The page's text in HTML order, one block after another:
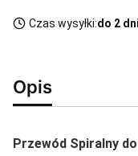
Czas wysyłki:do 2 dni
Opis
Przewód Spiralny